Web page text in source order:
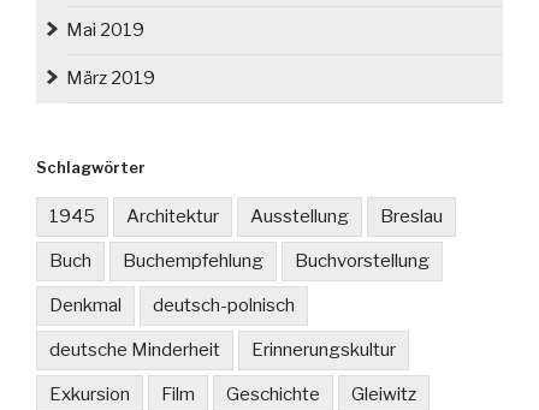
Mai 2019
März 2019
Schlagwörter
1945 Architektur Ausstellung Breslau
Buch Buchempfehlung Buchvorstellung
Denkmal deutsch-polnisch
deutsche Minderheit Erinnerungskultur
Exkursion Film Geschichte Gleiwitz